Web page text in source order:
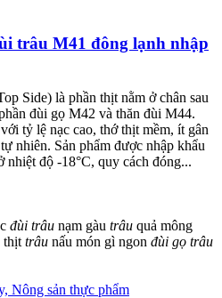
trâu M41 đông lạnh nhập
Side) là phần thịt nằm ở chân sau
đùi gọ M42 và thăn đùi M44.
tỷ lệ nạc cao, thớ thịt mềm, ít gân
nhiên. Sản phẩm được nhập khẩu
nhiệt độ -18°C, quy cách đóng...
đùi trâu nạm gàu trâu quả mông
thịt trâu nấu món gì ngon đùi gọ trâu
Nông sản thực phẩm